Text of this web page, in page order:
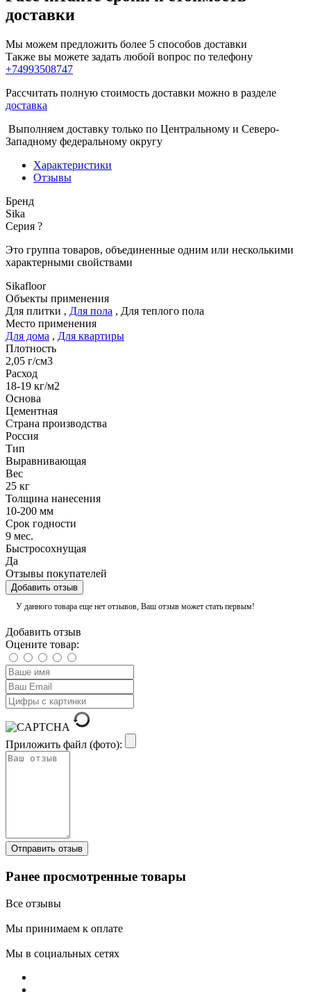
доставки
Мы можем предложить более 5 способов доставки
Также вы можете задать любой вопрос по телефону
+74993508747
Рассчитать полную стоимость доставки можно в разделе
доставка
Выполняем доставку только по Центральному и Северо-
Западному федеральному округу
Характеристики
Отзывы
Бренд
Sika
Серия ?
Это группа товаров, объединенные одним или несколькими
характерными свойствами
Sikafloor
Объекты применения
Для плитки , Для пола , Для теплого пола
Место применения
Для дома , Для квартиры
Плотность
2,05 г/см3
Расход
18-19 кг/м2
Основа
Цементная
Страна производства
Россия
Тип
Выравнивающая
Вес
25 кг
Толщина нанесения
10-200 мм
Срок годности
9 мес.
Быстросохнущая
Да
Отзывы покупателей
Добавить отзыв
У данного товара еще нет отзывов, Ваш отзыв может стать первым!
Добавить отзыв
Оцените товар:
Приложить файл (фото):
Ранее просмотренные товары
Все отзывы
Мы принимаем к оплате
Мы в социальных сетях